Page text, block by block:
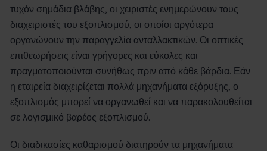
τυχόν σημάδια βλάβης, οι χειριστές ενημερώνουν τους
διαχειριστές του εξοπλισμού, οι οποίοι αργότερα
οργανώνουν την παραγγελία ανταλλακτικών. Οι οπτικές
επιθεωρήσεις είναι γρήγορες και εύκολες και
πραγματοποιούνται συνήθως πριν από κάθε βάρδια. Εάν
η εταιρεία διαχειρίζεται πολλά μηχανήματα εξόρυξης, ο
εξοπλισμός μπορεί να οργανωθεί και να παρακολουθείται
σε λογισμικό βαρέος εξοπλισμού.
Οι διαδικασίες καθαρισμού διατηρούν τα μηχανήματα